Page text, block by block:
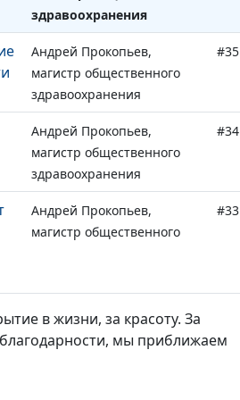
здравоохранения
Андрей Прокопьев,
магистр общественного
здравоохранения
#35
Андрей Прокопьев,
магистр общественного
здравоохранения
#34
Андрей Прокопьев,
магистр общественного
#33
Андрей Прокопьев,
здравоохранения
#32
в жизни, за красоту. За
мы приближаем